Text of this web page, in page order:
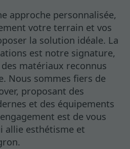
approche personnalisée,
votre terrain et vos
la solution idéale. La
est notre signature,
matériaux reconnus
Nous sommes fiers de
proposant des
et des équipements
est de vous
allie esthétisme et